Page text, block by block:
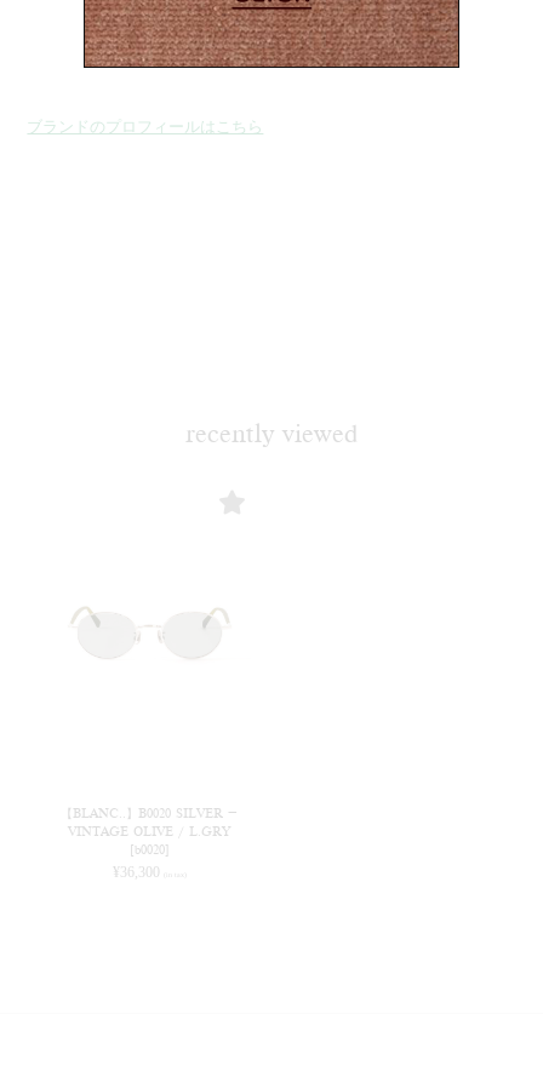
ブランドのプロフィールはこちら
recently viewed
【BLANC..】B0020 SILVER –
VINTAGE OLIVE / L.GRY
[b0020]
¥ 36,300 (in tax)